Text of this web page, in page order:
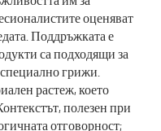
оценяват
Поддръжката е
са подходящи за
грижи.
растеж, което
полезен при
отговорност;